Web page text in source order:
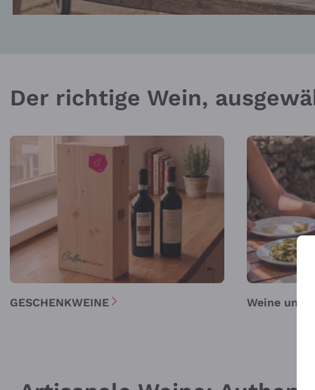
Der richtige Wein,
GESCHENKWEINE Weine unter